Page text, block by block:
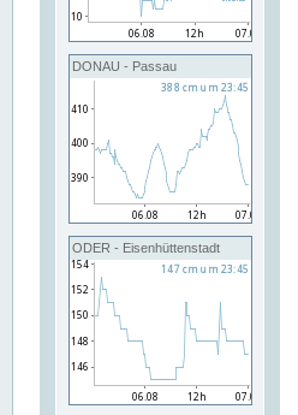
DONAU - Passau
ODER - Eisenhüttenstadt